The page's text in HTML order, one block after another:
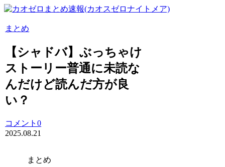
まとめ
【シャドバ】ぶっちゃけ
ストーリー普通に未読な
んだけど読んだ方が良
い？
コメント0
2025.08.21
まとめ